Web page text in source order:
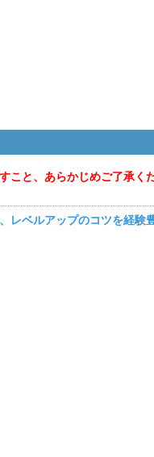
こと、あらかじめご了承く
レベルアップのコツを経験